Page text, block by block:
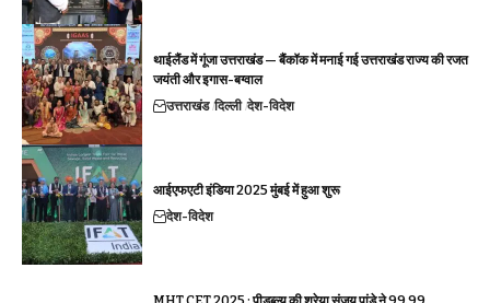
थाईलैंड में गूंजा उत्तराखंड — बैंकॉक में मनाई गई उत्तराखंड राज्य की रजत
जयंती और इगास-बग्वाल
उत्तराखंड दिल्ली देश-विदेश
आईएफएटी इंडिया 2025 मुंबई में हुआ शुरू
देश-विदेश